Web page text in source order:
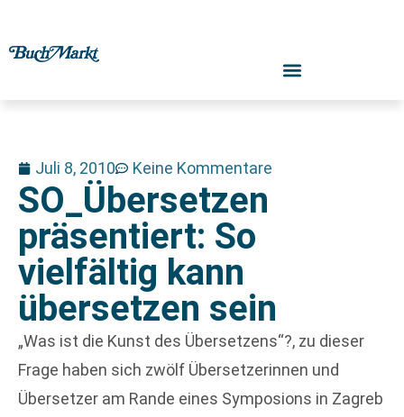
Juli 8, 2010 Keine Kommentare
SO_Übersetzen
präsentiert: So
vielfältig kann
übersetzen sein
„Was ist die Kunst des Übersetzens“?, zu dieser
Frage haben sich zwölf Übersetzerinnen und
Übersetzer am Rande eines Symposions in Zagreb